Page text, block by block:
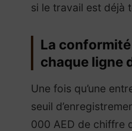
si le travail est déjà
La
chaque ligne
Une fois qu’une
seuil
000 AED de chiffre